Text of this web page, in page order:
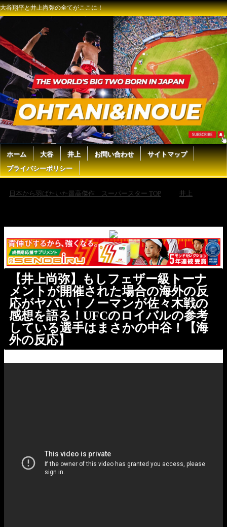
大谷翔平と井上尚弥の全てがここに！
ホーム 大谷 井上 お問い合わせ
サイトマップ
プライバシーポリシー
日本から羽ばたいた最高傑作 スーパースター TOP
井上
【井上尚弥】もしフェザー級トーナ
メントが開催された場合の海外の反
応がヤバい！ノーマンが佐々木戦の
感想を語る！UFCのロイバルの参考
している選手はまさかの中谷！【海
外の反応】